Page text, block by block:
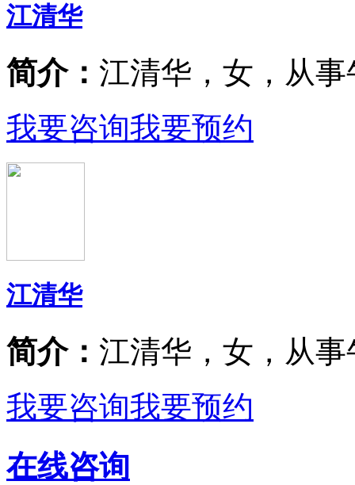
江清华
简介： 江清华，女，从事
我要咨询我要预约
江清华
简介： 江清华，女，从事
我要咨询我要预约
在线咨询